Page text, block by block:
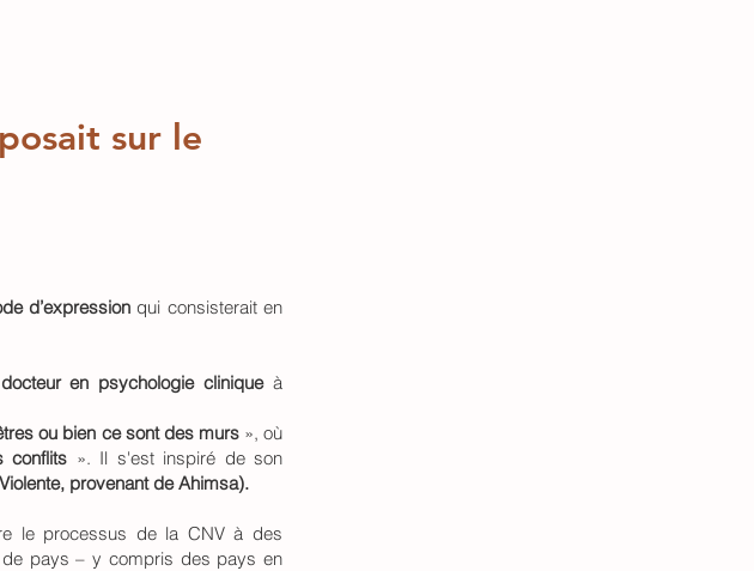
sur le
d’expression qui consisterait en
docteur en psychologie cliniqueà
ou bien ce sont des murs», où
conflits ». Il s'est inspiré de son
provenant de Ahimsa).
le processus de la CNV à des
de pays – y compris des pays en